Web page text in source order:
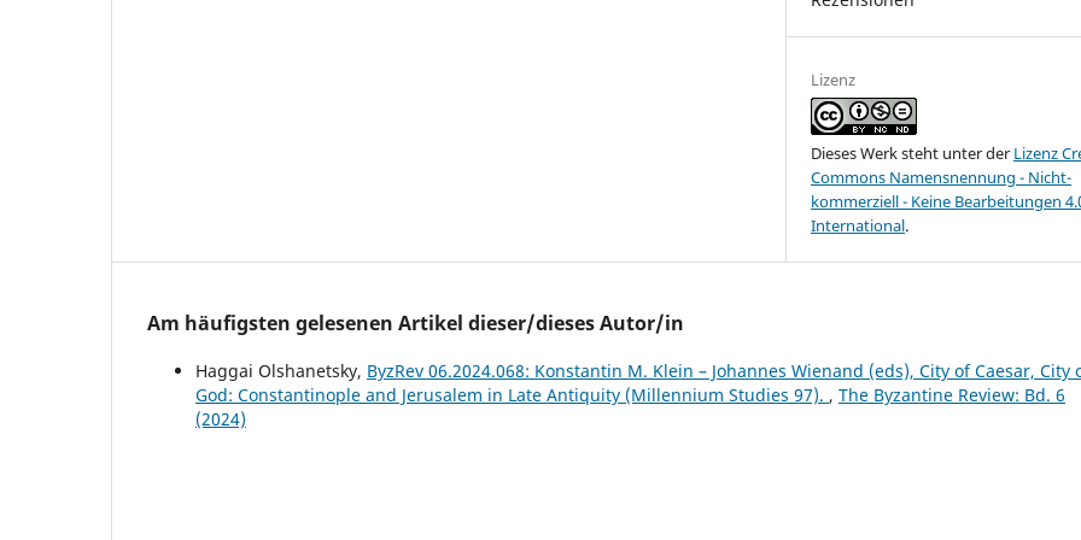
Lizenz
Dieses Werk steht unter der Lizenz
Commons Namensnennung - Nicht-
kommerziell - Keine Bearbeitungen
International.
Am häufigsten gelesenen Artikel dieser/dieses Autor/in
Haggai Olshanetsky, ByzRev 06.2024.068: Konstantin M. Klein – Johannes Wienand (eds), City of Caesar, City
God: Constantinople and Jerusalem in Late Antiquity (Millennium Studies 97). , The Byzantine Review: Bd. 6
(2024)